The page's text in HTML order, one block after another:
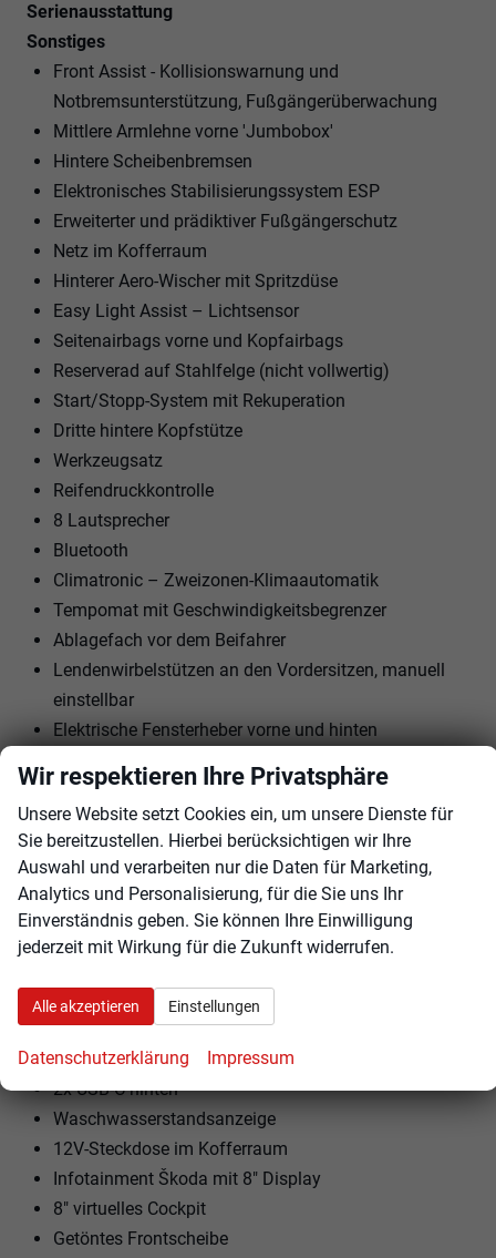
Serienausstattung
Sonstiges
Front Assist - Kollisionswarnung und
Notbremsunterstützung, Fußgängerüberwachung
Mittlere Armlehne vorne 'Jumbobox'
Hintere Scheibenbremsen
Elektronisches Stabilisierungssystem ESP
Erweiterter und prädiktiver Fußgängerschutz
Netz im Kofferraum
Hinterer Aero-Wischer mit Spritzdüse
Easy Light Assist – Lichtsensor
Seitenairbags vorne und Kopfairbags
Reserverad auf Stahlfelge (nicht vollwertig)
Start/Stopp-System mit Rekuperation
Dritte hintere Kopfstütze
Werkzeugsatz
Reifendruckkontrolle
8 Lautsprecher
Bluetooth
Climatronic – Zweizonen-Klimaautomatik
Tempomat mit Geschwindigkeitsbegrenzer
Ablagefach vor dem Beifahrer
Lendenwirbelstützen an den Vordersitzen, manuell
einstellbar
Elektrische Fensterheber vorne und hinten
Regenschirm
Sonnenblende mit Make-up-Spiegel
Automatische Leuchtweitenregulierung AFS
Full LED Matrix Frontscheinwerfer
Einparkhilfen vorne und hinten
Licht- und Regensensor
Säule
Kabelloses SmartLink
Rückfahrkamera
2x USB-C hinten
Waschwasserstandsanzeige
12V-Steckdose im Kofferraum
Infotainment Škoda mit 8" Display
8" virtuelles Cockpit
Getöntes Frontscheibe
Wir respektieren Ihre Privatsphäre
Unsere Website setzt Cookies ein, um unsere Dienste für
Sie bereitzustellen. Hierbei berücksichtigen wir Ihre
Auswahl und verarbeiten nur die Daten für Marketing,
Analytics und Personalisierung, für die Sie uns Ihr
Einverständnis geben. Sie können Ihre Einwilligung
jederzeit mit Wirkung für die Zukunft widerrufen.
Alle akzeptieren Einstellungen
Datenschutzerklärung Impressum